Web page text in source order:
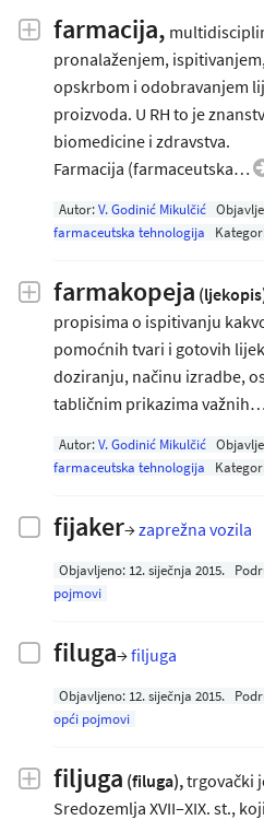
farmacija,
pronalaženjem,
opskrbom i odobravanjem
proizvoda. U RH to je
biomedicine i zdravstva.
Farmacija (farmaceutska…
Autor: V. Godinić Mikulčić
farmaceutska tehnologija
farmakopeja
propisima o ispitivanju
pomoćnih tvari i gotovih
doziranju, načinu izradbe,
tabličnim prikazima važnih…
Autor: V. Godinić Mikulčić
farmaceutska tehnologija
fijaker→zaprežna vozila
Objavljeno: 12. siječnja 2015.
pojmovi
filuga→filjuga
Objavljeno: 12. siječnja 2015.
opći pojmovi
filjuga (filuga),trgovački
Sredozemlja XVII‒XIX. st.,